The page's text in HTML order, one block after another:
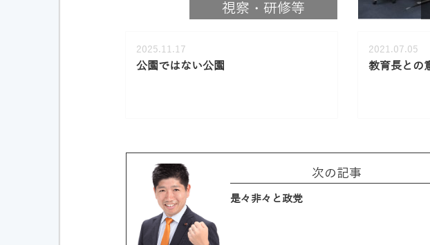
視察・研修等
2025.11.17
公園ではない公園
2021.07.05
教育長との
次の記事
是々非々と政党